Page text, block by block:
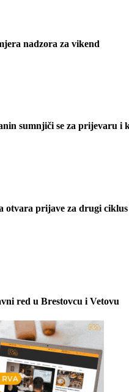
nadzora za vikend
sumnjiči se za prijevaru i
otvara prijave za drugi ciklus
red u Brestovcu i Vetovu